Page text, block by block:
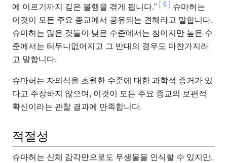
에 이르기까지 깊은 불행을 겪게 됩니다." [ 6 ] 슈마허는
이것이 모든 주요 종교에서 공유되는 견해라고 말합니다.
슈마허는 많은 것들이 낮은 수준에서는 참이지만 높은 수
준에서는 터무니없어지고 그 반대의 경우도 마찬가지라
고 말합니다.
슈마허는 자의식을 초월한 수준에 대한 과학적 증거가 있
다고 주장하지 않으며, 이것이 모든 주요 종교의 보편적
확신이라는 관찰 결과에 만족합니다.
적절성
슈마허는 신체 감각만으로도 무생물을 인식할 수 있지만,